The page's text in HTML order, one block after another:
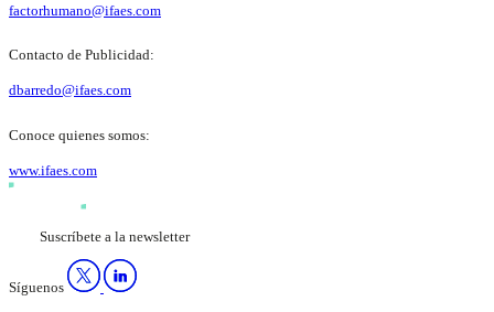
factorhumano@ifaes.com
Contacto de Publicidad:
dbarredo@ifaes.com
Conoce quienes somos:
www.ifaes.com
Suscríbete a la newsletter
Síguenos